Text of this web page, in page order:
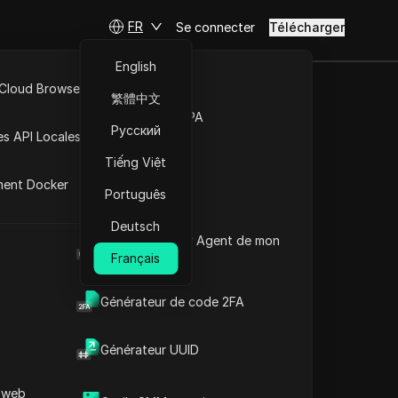
Marché de la RPA
Quel est le User Agent de mon
navigateur
Générateur de code 2FA
Générateur UUID
Browser MCP
API Locales
Docker
FR
English
繁體中文
Русский
Tiếng Việt
Português
Deutsch
Français
Se connecter Télécharger
les
Poser des questions
Poser des questions sur cette page
Ouvrir dans Claude
Poser des questions sur cette page